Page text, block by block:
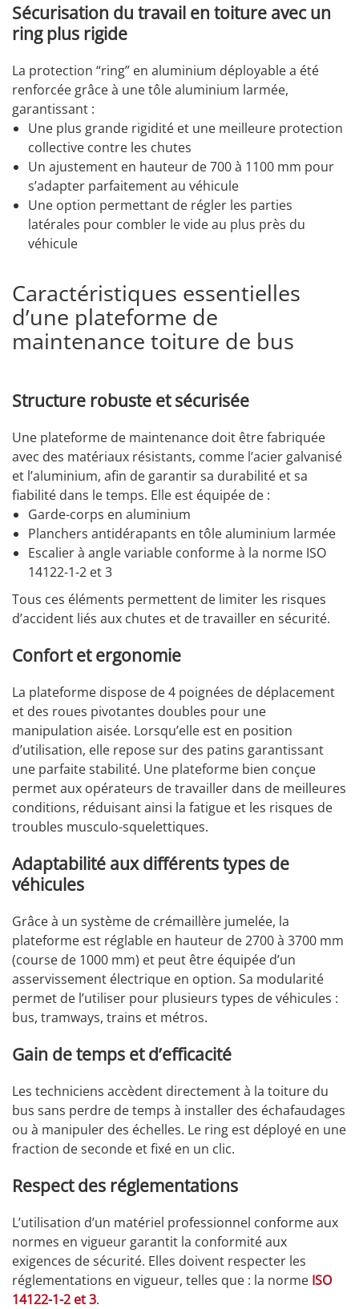
Sécurisation du travail en toiture avec un
ring plus rigide
La protection “ring” en aluminium déployable a été
renforcée grâce à une tôle aluminium larmée,
garantissant :
Une plus grande rigidité et une meilleure protection
collective contre les chutes
Un ajustement en hauteur de 700 à 1100 mm pour
s’adapter parfaitement au véhicule
Une option permettant de régler les parties
latérales pour combler le vide au plus près du
véhicule
Caractéristiques essentielles
d’une plateforme de
maintenance toiture de bus
Structure robuste et sécurisée
Une plateforme de maintenance doit être fabriquée
avec des matériaux résistants, comme l’acier galvanisé
et l’aluminium, afin de garantir sa durabilité et sa
fiabilité dans le temps. Elle est équipée de :
Garde-corps en aluminium
Planchers antidérapants en tôle aluminium larmée
Escalier à angle variable conforme à la norme ISO
14122-1-2 et 3
Tous ces éléments permettent de limiter les risques
d’accident liés aux chutes et de travailler en sécurité.
Confort et ergonomie
La plateforme dispose de 4 poignées de déplacement
et des roues pivotantes doubles pour une
manipulation aisée. Lorsqu’elle est en position
d’utilisation, elle repose sur des patins garantissant
une parfaite stabilité. Une plateforme bien conçue
permet aux opérateurs de travailler dans de meilleures
conditions, réduisant ainsi la fatigue et les risques de
troubles musculo-squelettiques.
Adaptabilité aux différents types de
véhicules
Grâce à un système de crémaillère jumelée, la
plateforme est réglable en hauteur de 2700 à 3700 mm
(course de 1000 mm) et peut être équipée d’un
asservissement électrique en option. Sa modularité
permet de l’utiliser pour plusieurs types de véhicules :
bus, tramways, trains et métros.
Gain de temps et d’efficacité
Les techniciens accèdent directement à la toiture du
bus sans perdre de temps à installer des échafaudages
ou à manipuler des échelles. Le ring est déployé en une
fraction de seconde et fixé en un clic.
Respect des réglementations
L’utilisation d’un matériel professionnel conforme aux
normes en vigueur garantit la conformité aux
exigences de sécurité. Elles doivent respecter les
réglementations en vigueur, telles que : la norme ISO
14122-1-2 et 3.